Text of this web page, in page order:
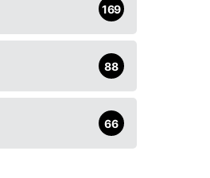
169
88
66